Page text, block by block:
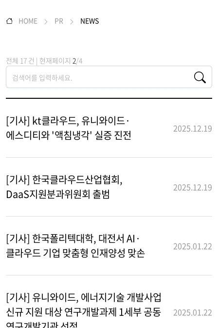
HOME PR NEWS
전체 17 건 | 현재페이지 2/4
[기사] kt클라우드, 유니와이드·
에스디티와 '액침냉각' 실증 진전
2025.12.19
[기사] 한국클라우드산업협회,
DaaS지원분과위원회 출범
2025.12.19
[기사] 한국폴리텍대학, 대전서 AI·
클라우드 기업 맞춤형 인재양성 맞손
2025.01.22
[기사] 유니와이드, 에너지기술 개발사업
신규 지원 대상 연구개발과제 1세부 공동
2025.01.22